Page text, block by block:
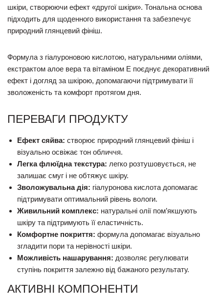
шкіри, створюючи ефект «другої шкіри». Тональна основа
підходить для щоденного використання та забезпечує
природний глянцевий фініш.
Формула з гіалуроновою кислотою, натуральними оліями,
екстрактом алое вера та вітаміном E поєднує декоративний
ефект і догляд за шкірою, допомагаючи підтримувати її
зволоженість та комфорт протягом дня.
ПЕРЕВАГИ ПРОДУКТУ
Ефект сяйва: створює природний глянцевий фініш і
візуально освіжає тон обличчя.
Легка флюїдна текстура: легко розтушовується, не
залишає смуг і не обтяжує шкіру.
Зволожувальна дія: гіалуронова кислота допомагає
підтримувати оптимальний рівень вологи.
Живильний комплекс: натуральні олії пом’якшують
шкіру та підтримують її еластичність.
Комфортне покриття: формула допомагає візуально
згладити пори та нерівності шкіри.
Можливість нашарування: дозволяє регулювати
ступінь покриття залежно від бажаного результату.
АКТИВНІ КОМПОНЕНТИ